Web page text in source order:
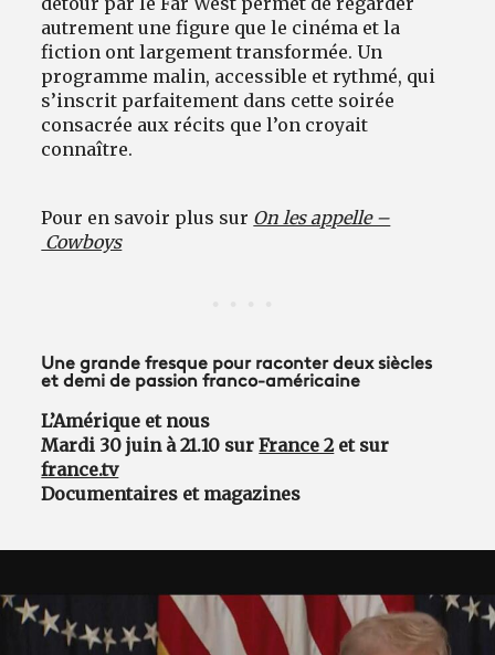
autrement une figure que le cinéma et la
fiction ont largement transformée. Un
programme malin, accessible et rythmé, qui
s’inscrit parfaitement dans cette soirée
consacrée aux récits que l’on croyait
connaître.
Pour en savoir plus sur On les appelle –
Cowboys
Une grande fresque pour raconter deux siècles
et demi de passion franco-américaine
L’Amérique et nous
Mardi 30 juin à 21.10 surFrance 2et sur
france.tv
Documentaires et magazines